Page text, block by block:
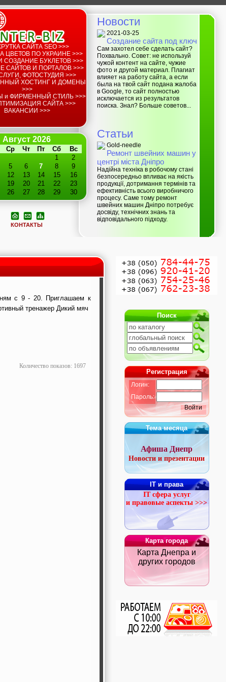
САЙТА SEO >>>
ЦВЕТОВ ПО УКРАИНЕ >>>
СОЗДАНИЕ БУКЛЕТОВ >>>
САЙТОВ И ПОРТАЛОВ >>>
ФОТОСТУДИЯ >>>
ХОСТИНГ И ДОМЕНЫ
>>>
и ФИРМЕННЫЙ СТИЛЬ >>>
САЙТА >>>
ВАКАНСИИ >>>
Август 2026
Ср Чт Пт Сб
Вс
1
2
5 6 7 8
9
12 13 14 15
16
19 20 21 22
23
26 27 28 29
30
КОНТАКТЫ
Новости
2021-03-25
Создание сайта под ключ
Сам захотел себе сделать сайт?
Похвально. Совет: не используй
чужой контент на сайте, чужие
фото и другой материал. Плагиат
влияет на работу сайта, а если
была на твой сайт подана жалоба
в Google, то сайт полностью
исключается из результатов
поиска. Знал? Больше советов...
Статьи
Gold-needle
Ремонт швейних машин у
центрі міста Дніпро
Надійна техніка в робочому стані
безпосередньо впливає на якість
продукції, дотримання термінів та
ефективність всього виробничого
процесу. Саме тому ремонт
швейних машин Дніпро потребує
досвіду, технічних знань та
відповідального підходу.
с 9 - 20. Приглашаем к
Количество показов: 1697
Поиск
Регистрация
Логин:
Пароль:
Войти
Тема месяца
Афиша Днепр
Новости и презентации
IT и права
IT сфера услуг
и правовые аспекты >>>
Карта города
Карта Днепра и
других городов